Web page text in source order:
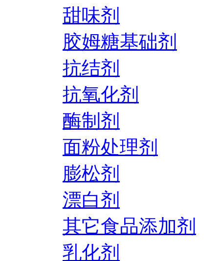
甜味剂
胶姆糖基础剂
抗结剂
抗氧化剂
酶制剂
面粉处理剂
膨松剂
漂白剂
其它食品添加剂
乳化剂